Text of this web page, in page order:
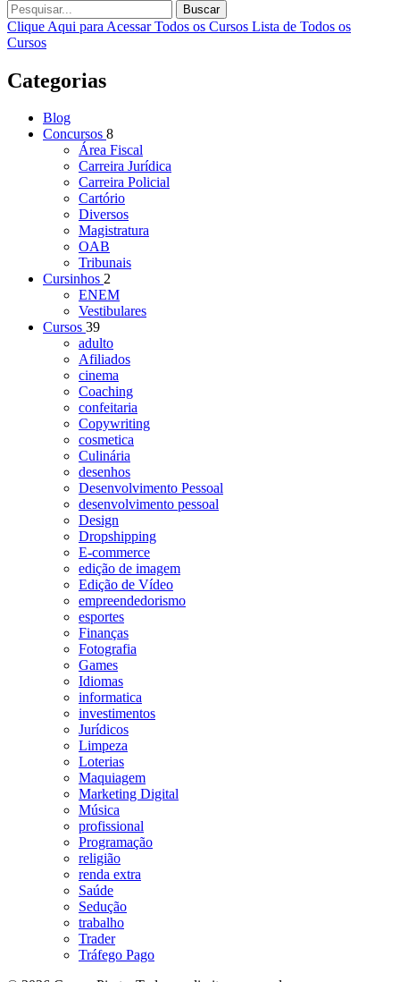
Buscar
Clique Aqui para Acessar Todos os Cursos Lista de Todos os
Cursos
Categorias
Blog
Concursos 8
Área Fiscal
Carreira Jurídica
Carreira Policial
Cartório
Diversos
Magistratura
OAB
Tribunais
Cursinhos 2
ENEM
Vestibulares
Cursos 39
adulto
Afiliados
cinema
Coaching
confeitaria
Copywriting
cosmetica
Culinária
desenhos
Desenvolvimento Pessoal
desenvolvimento pessoal
Design
Dropshipping
E-commerce
edição de imagem
Edição de Vídeo
empreendedorismo
esportes
Finanças
Fotografia
Games
Idiomas
informatica
investimentos
Jurídicos
Limpeza
Loterias
Maquiagem
Marketing Digital
Música
profissional
Programação
religião
renda extra
Saúde
Sedução
trabalho
Trader
Tráfego Pago